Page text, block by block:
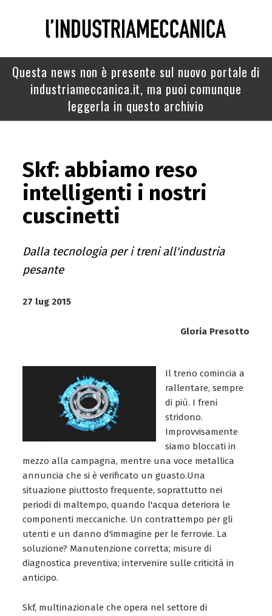
Questa news non è presente sul nuovo portale di
industriameccanica.it, ma puoi comunque
leggerla in questo archivio
Skf: abbiamo reso
intelligenti i nostri
cuscinetti
Dalla tecnologia per i treni all'industria
pesante
27 lug 2015
Gloria Presotto
Il treno comincia a
rallentare, sempre
di più. I freni
stridono.
Improvvisamente
siamo bloccati in
mezzo alla campagna, mentre una voce metallica
annuncia che si è verificato un guasto.Una
situazione piuttosto frequente, soprattutto nei
periodi di maltempo, quando l'acqua deteriora le
componenti meccaniche. Un contrattempo per gli
utenti e un danno d'immagine per le ferrovie. La
soluzione? Manutenzione corretta; misure di
diagnostica preventiva; intervenire sulle criticità in
anticipo.
Skf, multinazionale che opera nel settore di